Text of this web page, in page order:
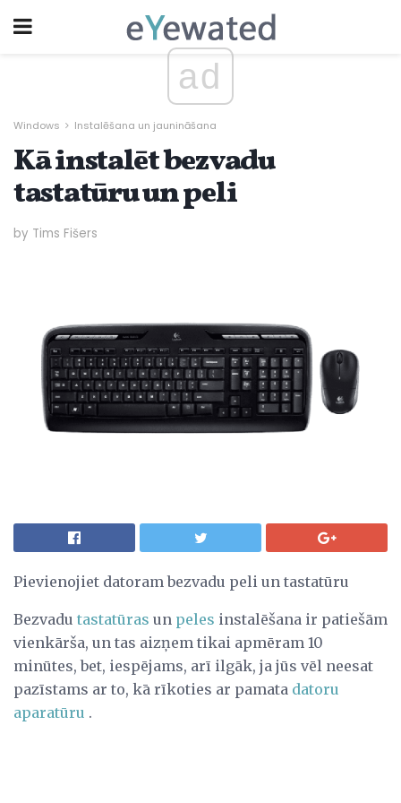
ad
Windows Instalēšana un jaunināšana
Kā instalēt bezvadu
tastatūru un peli
by Tims Fišers
Pievienojiet datoram bezvadu peli un tastatūru
Bezvadu tastatūras un peles instalēšana ir patiešām
vienkārša, un tas aizņem tikai apmēram 10
minūtes, bet, iespējams, arī ilgāk, ja jūs vēl neesat
pazīstams ar to, kā rīkoties ar pamata datoru
aparatūru .